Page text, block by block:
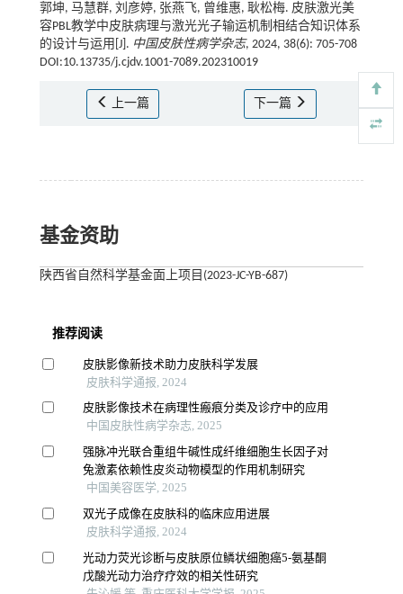
郭坤, 马慧群, 刘彦婷, 张燕飞, 曾维惠, 耿松梅. 皮肤激光美
容PBL教学中皮肤病理与激光光子输运机制相结合知识体系
的设计与运用[J]. 中国皮肤性病学杂志, 2024, 38(6): 705-708
DOI:10.13735/j.cjdv.1001-7089.202310019
上一篇 下一篇
基金资助
陕西省自然科学基金面上项目(2023-JC-YB-687)